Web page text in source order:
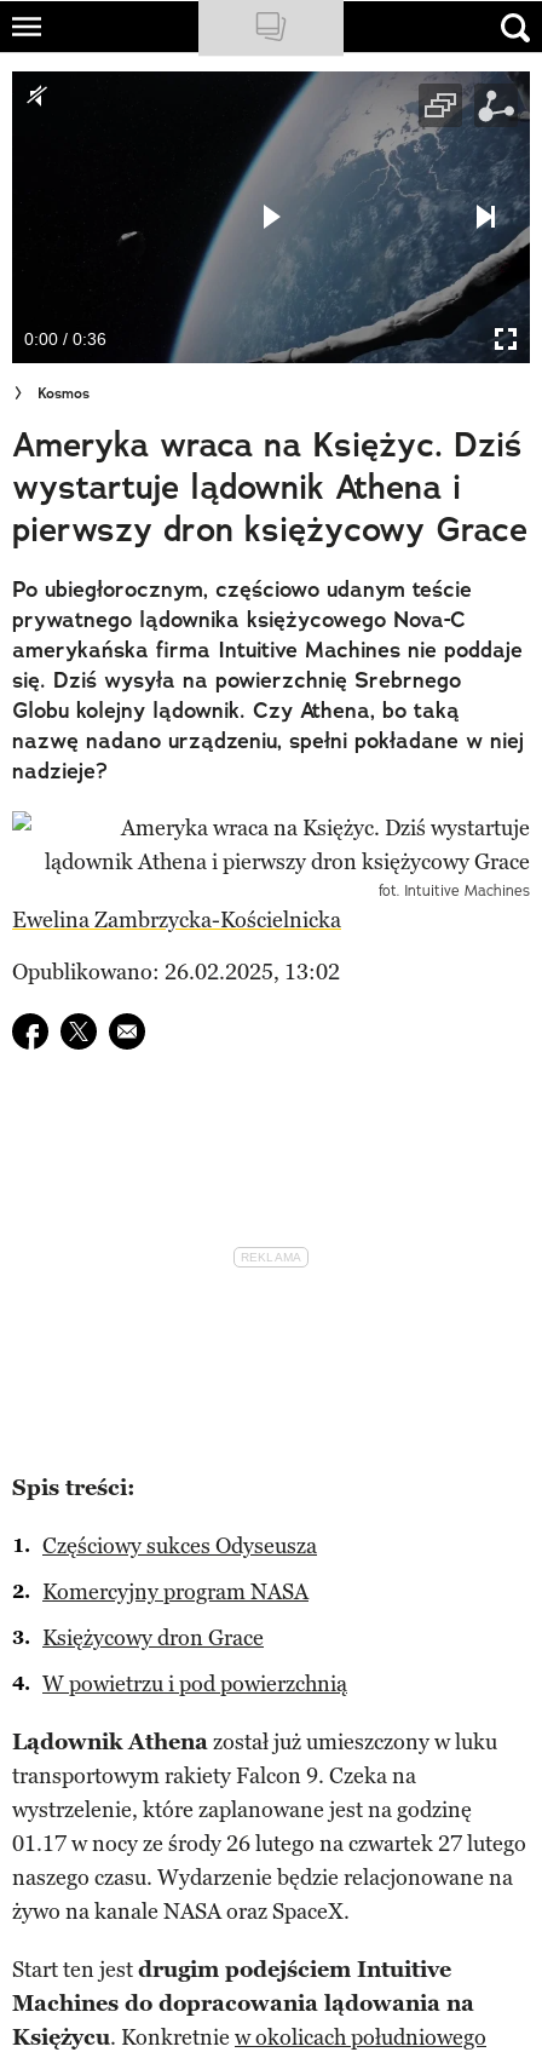
Skip
main
NATIONAL GEOGRAPHIC
Newsletter
Cuda Polski
Wielki Konkurs Fotograficzny
Trendbook Podróżniczy
Polecane
0:00 / 0:36
Kosmos
Ameryka wraca na Księżyc. Dziś
wystartuje lądownik Athena i
pierwszy dron księżycowy Grace
Po ubiegłorocznym, częściowo udanym teście
prywatnego lądownika księżycowego Nova-C
amerykańska firma Intuitive Machines nie poddaje
się. Dziś wysyła na powierzchnię Srebrnego
Globu kolejny lądownik. Czy Athena, bo taką
nazwę nadano urządzeniu, spełni pokładane w niej
nadzieje?
fot. Intuitive Machines
Ewelina Zambrzycka-Kościelnicka
Opublikowano: 26.02.2025, 13:02
Udostępnij na facebook
Udostępnij na twitter
E-mail do przyjaciela
Spis treści:
Częściowy sukces Odyseusza
Komercyjny program NASA
Księżycowy dron Grace
W powietrzu i pod powierzchnią
Lądownik Athenazostał już umieszczony w luku
transportowym rakiety Falcon 9. Czeka na
wystrzelenie, które zaplanowane jest na godzinę
01.17 w nocy ze środy 26 lutego na czwartek 27 lutego
naszego czasu. Wydarzenie będzie relacjonowane na
żywo na kanale NASA oraz SpaceX.
Start ten jestdrugim podejściem Intuitive
Machines do dopracowania lądowania na
Księżycu. Konkretnie w okolicach południowego